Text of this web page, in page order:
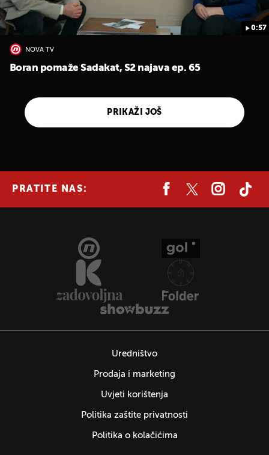
0:57
NOVA TV
Boran pomaže Sadakat, S2 najava ep. 65
PRIKAŽI JOŠ
PRATITE NAS:
Uredništvo
Prodaja i marketing
Uvjeti korištenja
Politika zaštite privatnosti
Politika o kolačićima